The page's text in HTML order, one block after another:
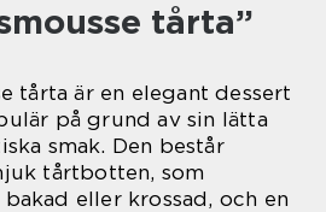
tårta”
tårta är en elegant dessert
på grund av sin lätta
smak. Den består
tårtbotten, som
eller krossad, och en